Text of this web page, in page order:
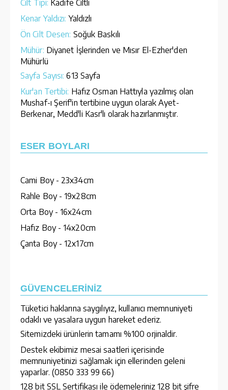
Cilt Tipi: Kadife Ciltli
Kenar Yaldızı: Yaldızlı
Ön Cilt Desen: Soğuk Baskılı
Mühür: Diyanet İşlerinden ve Mısır El-Ezher'den
Mühürlü
Sayfa Sayısı: 613 Sayfa
Kur'an Tertibi: Hafız Osman Hattıyla yazılmış olan
Mushaf-ı Şerif'in tertibine uygun olarak Ayet-
Berkenar, Medd'li Kasr'lı olarak hazırlanmıştır.
ESER BOYLARI
Cami Boy - 23x34cm
Rahle Boy - 19x28cm
Orta Boy - 16x24cm
Hafız Boy - 14x20cm
Çanta Boy - 12x17cm
GÜVENCELERİNİZ
Tüketici haklarına saygılıyız, kullanıcı memnuniyeti
odaklı ve yasalara uygun hareket ederiz.
Sitemizdeki ürünlerin tamamı %100 orjinaldir.
Destek ekibimiz mesai saatleri içerisinde
memnuniyetinizi sağlamak için ellerinden geleni
yaparlar. (0850 333 99 66)
128 bit SSL Sertifikası ile ödemeleriniz 128 bit şifre